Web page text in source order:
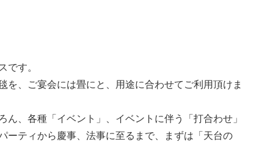
です。
を、ご宴会には畳にと、用途に合わせてご利用頂けま
ん、各種「イベント」、イベントに伴う「打合わせ」
ーティから慶事、法事に至るまで、まずは「天台の